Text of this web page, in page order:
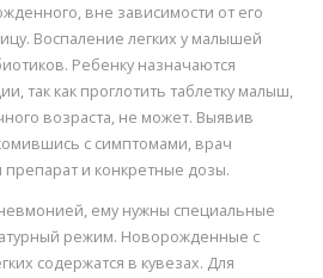
вне зависимости от его
Воспаление легких у малышей
Ребенку назначаются
так как проглотить таблетку малыш,
возраста, не может. Выявив
с симптомами, врач
и конкретные дозы.
ему нужны специальные
режим. Новорожденные с
содержатся в кувезах. Для